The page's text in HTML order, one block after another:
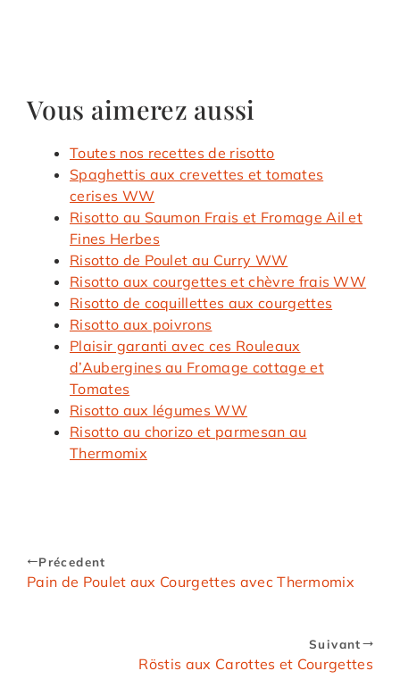
Vous aimerez aussi
Toutes nos recettes de risotto
Spaghettis aux crevettes et tomates
cerises WW
Risotto au Saumon Frais et Fromage Ail et
Fines Herbes
Risotto de Poulet au Curry WW
Risotto aux courgettes et chèvre frais WW
Risotto de coquillettes aux courgettes
Risotto aux poivrons
Plaisir garanti avec ces Rouleaux
d’Aubergines au Fromage cottage et
Tomates
Risotto aux légumes WW
Risotto au chorizo et parmesan au
Thermomix
Précedent
Pain de Poulet aux Courgettes avec Thermomix
Suivant
Röstis aux Carottes et Courgettes